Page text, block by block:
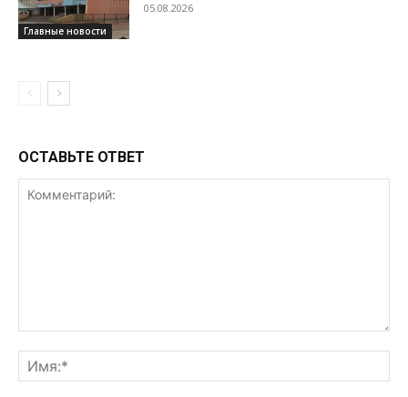
Главные новости
05.08.2026
ОСТАВЬТЕ ОТВЕТ